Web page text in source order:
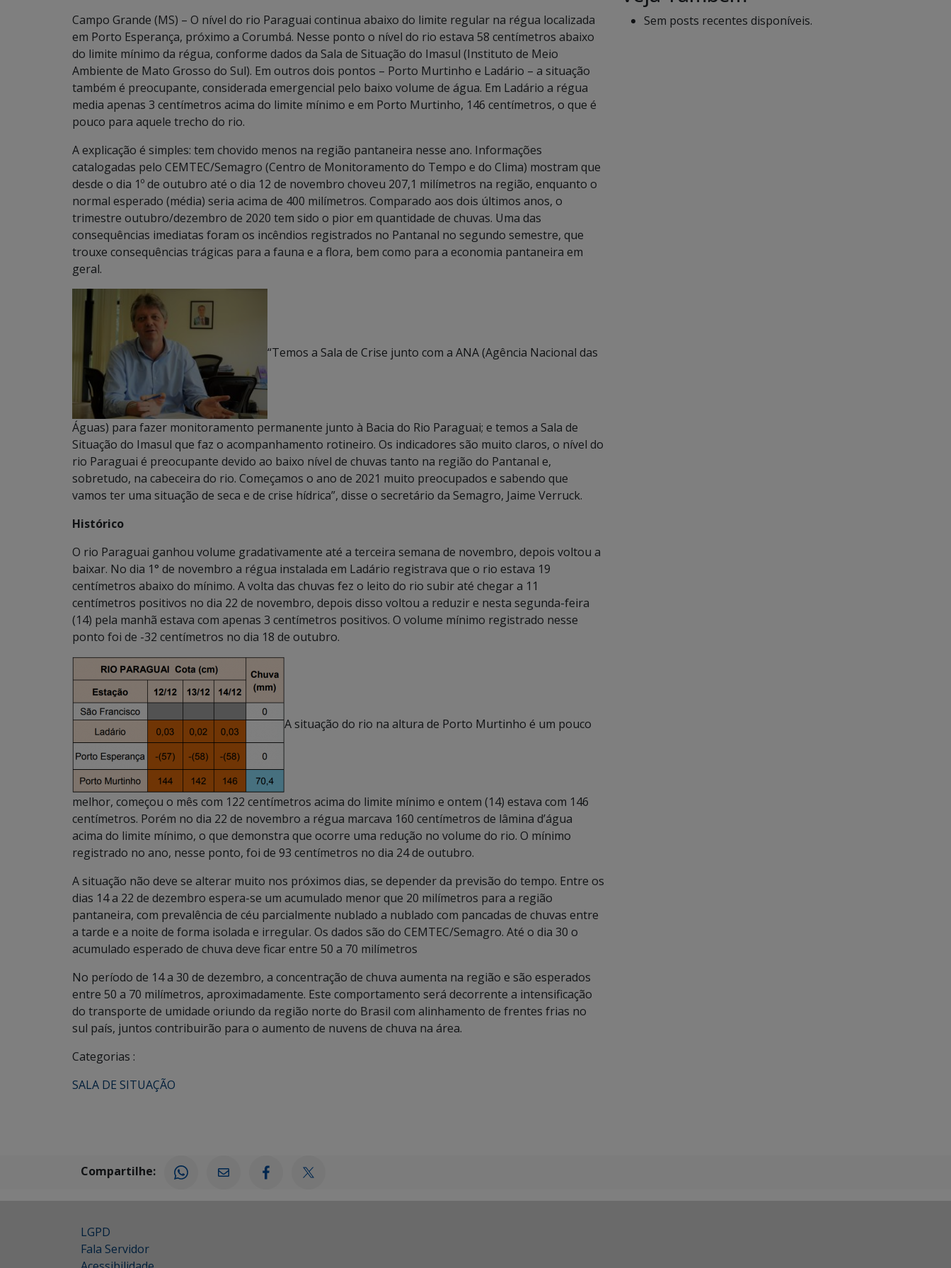
Campo Grande (MS) – O nível do rio Paraguai continua abaixo do limite regular na régua localizada
em Porto Esperança, próximo a Corumbá. Nesse ponto o nível do rio estava 58 centímetros abaixo
do limite mínimo da régua, conforme dados da Sala de Situação do Imasul (Instituto de Meio
Ambiente de Mato Grosso do Sul). Em outros dois pontos – Porto Murtinho e Ladário – a situação
também é preocupante, considerada emergencial pelo baixo volume de água. Em Ladário a régua
media apenas 3 centímetros acima do limite mínimo e em Porto Murtinho, 146 centímetros, o que é
pouco para aquele trecho do rio.
A explicação é simples: tem chovido menos na região pantaneira nesse ano. Informações
catalogadas pelo CEMTEC/Semagro (Centro de Monitoramento do Tempo e do Clima) mostram que
desde o dia 1º de outubro até o dia 12 de novembro choveu 207,1 milímetros na região, enquanto o
normal esperado (média) seria acima de 400 milímetros. Comparado aos dois últimos anos, o
trimestre outubro/dezembro de 2020 tem sido o pior em quantidade de chuvas. Uma das
consequências imediatas foram os incêndios registrados no Pantanal no segundo semestre, que
trouxe consequências trágicas para a fauna e a flora, bem como para a economia pantaneira em
geral.
“Temos a Sala de Crise junto com a ANA (Agência Nacional das
Águas) para fazer monitoramento permanente junto à Bacia do Rio Paraguai; e temos a Sala de
Situação do Imasul que faz o acompanhamento rotineiro. Os indicadores são muito claros, o nível do
rio Paraguai é preocupante devido ao baixo nível de chuvas tanto na região do Pantanal e,
sobretudo, na cabeceira do rio. Começamos o ano de 2021 muito preocupados e sabendo que
vamos ter uma situação de seca e de crise hídrica”, disse o secretário da Semagro, Jaime Verruck.
Histórico
O rio Paraguai ganhou volume gradativamente até a terceira semana de novembro, depois voltou a
baixar. No dia 1° de novembro a régua instalada em Ladário registrava que o rio estava 19
centímetros abaixo do mínimo. A volta das chuvas fez o leito do rio subir até chegar a 11
centímetros positivos no dia 22 de novembro, depois disso voltou a reduzir e nesta segunda-feira
(14) pela manhã estava com apenas 3 centímetros positivos. O volume mínimo registrado nesse
ponto foi de -32 centímetros no dia 18 de outubro.
A situação do rio na altura de Porto Murtinho é um pouco
melhor, começou o mês com 122 centímetros acima do limite mínimo e ontem (14) estava com 146
centímetros. Porém no dia 22 de novembro a régua marcava 160 centímetros de lâmina d’água
acima do limite mínimo, o que demonstra que ocorre uma redução no volume do rio. O mínimo
registrado no ano, nesse ponto, foi de 93 centímetros no dia 24 de outubro.
A situação não deve se alterar muito nos próximos dias, se depender da previsão do tempo. Entre os
dias 14 a 22 de dezembro espera-se um acumulado menor que 20 milímetros para a região
pantaneira, com prevalência de céu parcialmente nublado a nublado com pancadas de chuvas entre
a tarde e a noite de forma isolada e irregular. Os dados são do CEMTEC/Semagro. Até o dia 30 o
acumulado esperado de chuva deve ficar entre 50 a 70 milímetros
No período de 14 a 30 de dezembro, a concentração de chuva aumenta na região e são esperados
entre 50 a 70 milímetros, aproximadamente. Este comportamento será decorrente a intensificação
do transporte de umidade oriundo da região norte do Brasil com alinhamento de frentes frias no
sul país, juntos contribuirão para o aumento de nuvens de chuva na área.
Categorias :
SALA DE SITUAÇÃO
Sem posts recentes disponíveis.
Compartilhe:
LGPD
Fala Servidor